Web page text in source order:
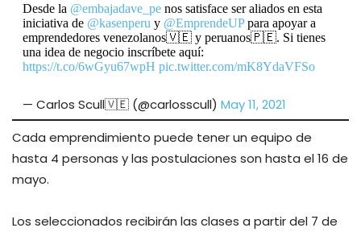
Desde la @embajadave_penos satisface ser aliados en esta
iniciativa de @kasenperu y @EmprendeUPpara apoyar a
emprendedores venezolanos🇻🇪 y peruanos🇵🇪. Si tienes
una idea de negocio inscríbete aquí:
https://t.co/6wGyu67wpH pic.twitter.com/mK8YdaVFSo
— Carlos Scull🇻🇪 (@carlosscull) May 11, 2021
Cada emprendimiento puede tener un equipo de
hasta 4 personas y las postulaciones son hasta el 16 de
mayo.
Los seleccionados recibirán las clases a partir del 7 de